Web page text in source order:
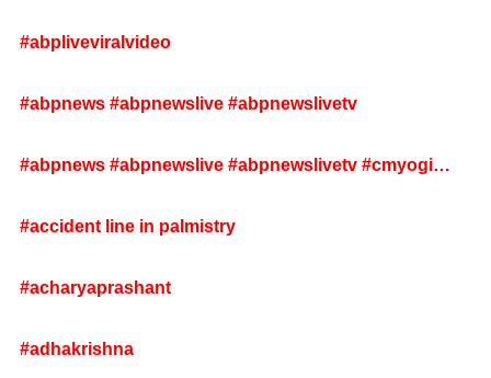
#abpliveviralvideo
#abpnews #abpnewslive #abpnewslivetv
#abpnews #abpnewslive #abpnewslivetv #cmyogi
#accident line in palmistry
#acharyaprashant
#adhakrishna